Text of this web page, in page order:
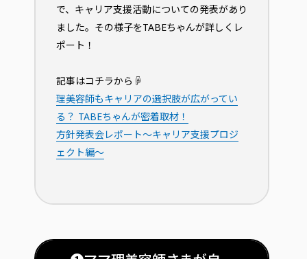
で、キャリア支援活動についての発表があり
ました。その様子をTABEちゃんが詳しくレ
ポート！
記事はコチラから☟
理美容師もキャリアの選択肢が広がってい
る？ TABEちゃんが密着取材！
方針発表会レポート〜キャリア支援プロジ
ェクト編〜